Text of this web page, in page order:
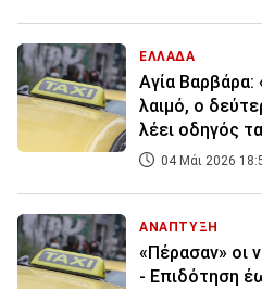
ΕΛΛΑΔΑ
Αγία
λαιμό, ο
λέει οδηγός
04 Μάι 2026
ΑΝΑΠΤΥΞΗ
«Πέρασαν» οι
- Επιδότηση